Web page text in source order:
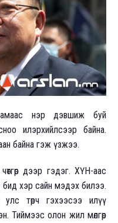
нэр дэвшиж буй
илэрхийлсээр байна.
байна гэж үзжээ.
дээр гэдэг. ХҮН-аас
хэр сайн мэдэх билээ.
төрч гэхээсээ илүү
Тиймээс олон жил мөлгөр